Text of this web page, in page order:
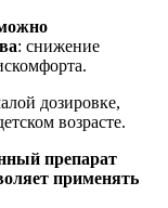
: снижение
дозировке,
возрасте.
препарат
применять